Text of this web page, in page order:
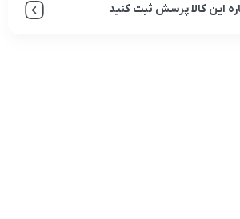
این کالا پرسش ثبت کنید